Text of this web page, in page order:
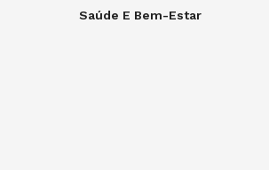
Saúde E Bem-Estar